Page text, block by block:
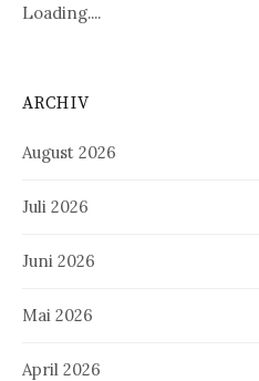
Loading....
ARCHIV
August 2026
Juli 2026
Juni 2026
Mai 2026
April 2026